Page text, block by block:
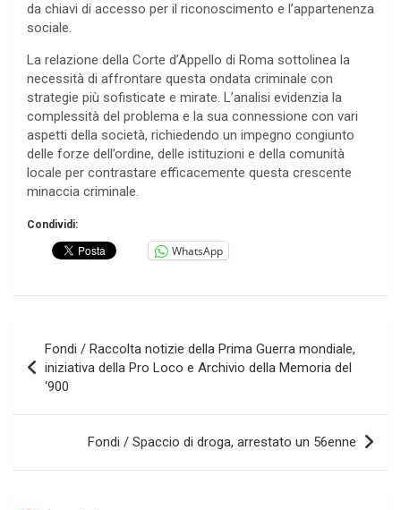
da chiavi di accesso per il riconoscimento e l’appartenenza
sociale.
La relazione della Corte d’Appello di Roma sottolinea la
necessità di affrontare questa ondata criminale con
strategie più sofisticate e mirate. L’analisi evidenzia la
complessità del problema e la sua connessione con vari
aspetti della società, richiedendo un impegno congiunto
delle forze dell’ordine, delle istituzioni e della comunità
locale per contrastare efficacemente questa crescente
minaccia criminale.
Condividi:
WhatsApp
articoli
Fondi / Raccolta notizie della Prima Guerra mondiale,
iniziativa della Pro Loco e Archivio della Memoria del
‘900
Fondi / Spaccio di droga, arrestato un 56enne